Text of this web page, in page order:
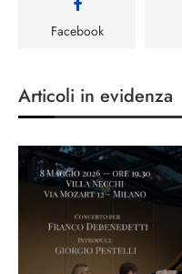
Facebook
Articoli in evidenza